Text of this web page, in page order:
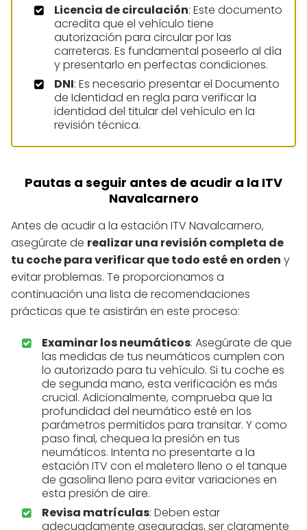
Licencia de circulación: Este documento
acredita que el vehículo tiene
autorización para circular por las
carreteras. Es fundamental poseerlo al día
y presentarlo en perfectas condiciones.
DNI: Es necesario presentar el Documento
de Identidad en regla para verificar la
identidad del titular del vehículo en la
revisión técnica.
Pautas a seguir antes de acudir a la ITV
Navalcarnero
Antes de acudir a la estación ITV Navalcarnero,
asegúrate de realizar una revisión completa de
tu coche para verificar que todo esté en orden y
evitar problemas. Te proporcionamos a
continuación una lista de recomendaciones
prácticas que te asistirán en este proceso:
Examinar los neumáticos: Asegúrate de que
las medidas de tus neumáticos cumplen con
lo autorizado para tu vehículo. Si tu coche es
de segunda mano, esta verificación es más
crucial. Adicionalmente, comprueba que la
profundidad del neumático esté en los
parámetros permitidos para transitar. Y como
paso final, chequea la presión en tus
neumáticos. Intenta no presentarte a la
estación ITV con el maletero lleno o el tanque
de gasolina lleno para evitar variaciones en
esta presión de aire.
Revisa matrículas: Deben estar
adecuadamente aseguradas, ser claramente